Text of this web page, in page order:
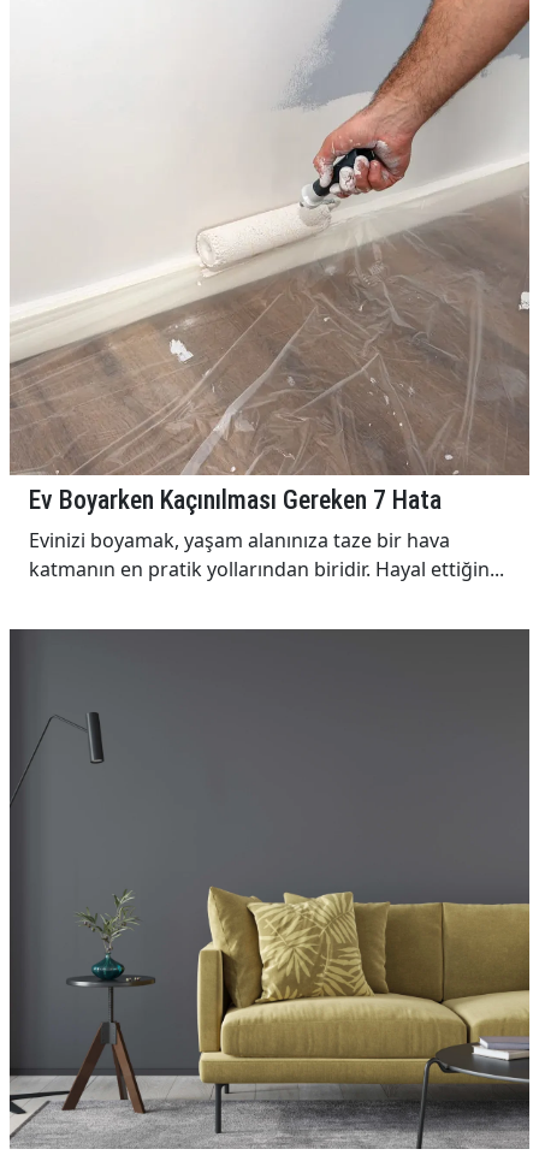
Ev Boyarken Kaçınılması Gereken 7 Hata
Evinizi boyamak, yaşam alanınıza taze bir hava
katmanın en pratik yollarından biridir. Hayal ettiğin...